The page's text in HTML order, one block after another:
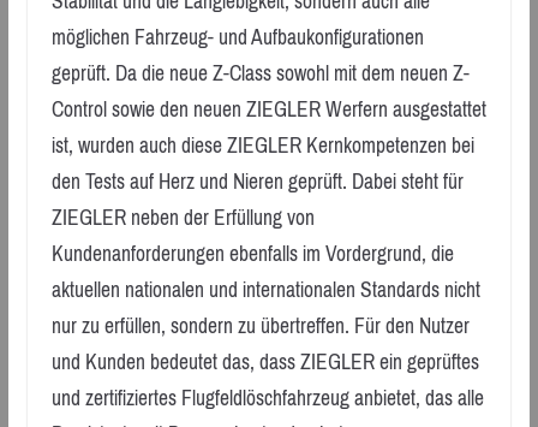
möglichen Fahrzeug- und Aufbaukonfigurationen
geprüft. Da die neue Z-Class sowohl mit dem neuen Z-
Control sowie den neuen ZIEGLER Werfern ausgestattet
ist, wurden auch diese ZIEGLER Kernkompetenzen bei
den Tests auf Herz und Nieren geprüft. Dabei steht für
ZIEGLER neben der Erfüllung von
Kundenanforderungen ebenfalls im Vordergrund, die
aktuellen nationalen und internationalen Standards nicht
nur zu erfüllen, sondern zu übertreffen. Für den Nutzer
und Kunden bedeutet das, dass ZIEGLER ein geprüftes
und zertifiziertes Flugfeldlöschfahrzeug anbietet, das alle